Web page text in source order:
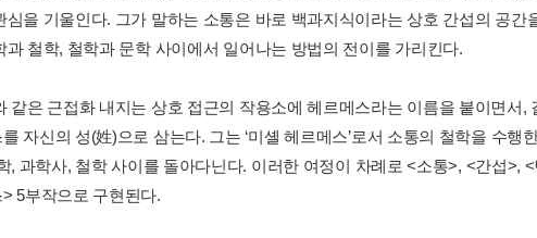
심을 기울인다. 그가 말하는 소통은 바로 백과지식이라는 상호 간섭의 공간
과 철학, 철학과 문학 사이에서 일어나는 방법의 전이를 가리킨다.
같은 근접화 내지는 상호 접근의 작용소에 헤르메스라는 이름을 붙이면서,
자신의 성(姓)으로 삼는다. 그는 ‘미셸 헤르메스’로서 소통의 철학을 수행
, 과학사, 철학 사이를 돌아다닌다. 이러한 여정이 차례로 <소통>, <간섭>,
5부작으로 구현된다.